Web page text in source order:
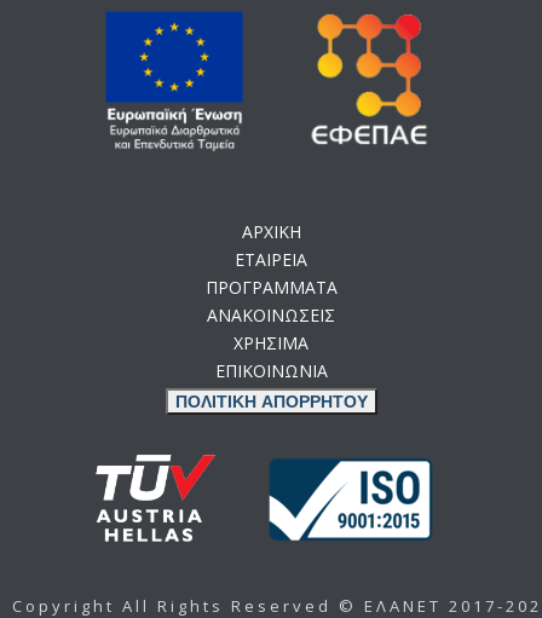
ΑΡΧΙΚΗ
ΕΤΑΙΡΕΙΑ
ΠΡΟΓΡΑΜΜΑΤΑ
ΑΝΑΚΟΙΝΩΣΕΙΣ
ΧΡΗΣΙΜΑ
ΕΠΙΚΟΙΝΩΝΙΑ
ΠΟΛΙΤΙΚΗ ΑΠΟΡΡΗΤΟΥ
Copyright All Rights Reserved © ΕΛΑΝΕΤ 2017-